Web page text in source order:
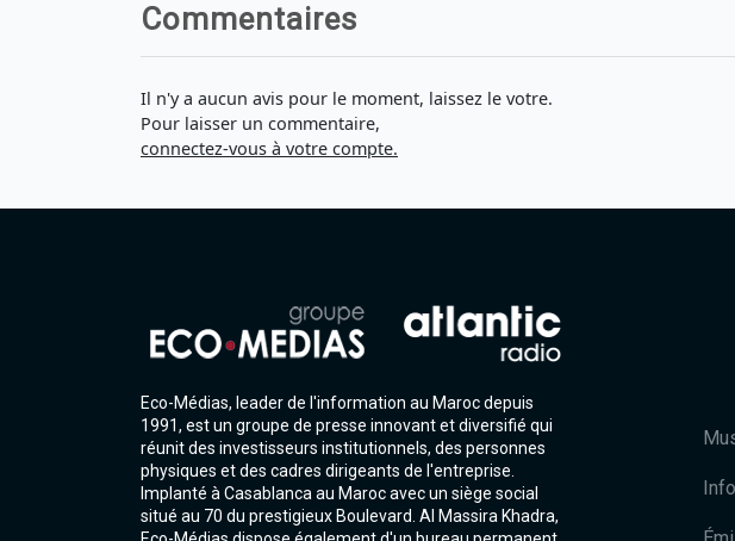
Commentaires
Il n'y a aucun avis pour le moment, laissez le votre.
Pour laisser un commentaire,
connectez-vous à votre compte.
Eco-Médias, leader de l'information au Maroc depuis
1991, est un groupe de presse innovant et diversifié qui
réunit des investisseurs institutionnels, des personnes
physiques et des cadres dirigeants de l'entreprise.
Implanté à Casablanca au Maroc avec un siège social
situé au 70 du prestigieux Boulevard. Al Massira Khadra,